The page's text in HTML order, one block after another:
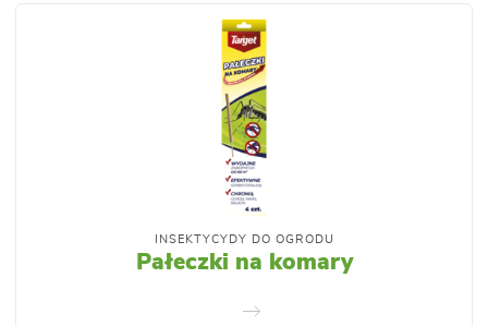
INSEKTYCYDY DO OGRODU
Pałeczki na komary